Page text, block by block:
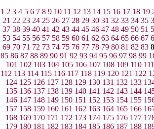
1 2 3 4 5 6 7 8 9 10 11 12 13 14 15 16 17 18 19
21 22 23 24 25 26 27 28 29 30 31 32 33 34 35
37 38 39 40 41 42 43 44 45 46 47 48 49 50 51
53 54 55 56 57 58 59 60 61 62 63 64 65 66 67
69 70 71 72 73 74 75 76 77 78 79 80 81 82 83
85 86 87 88 89 90 91 92 93 94 95 96 97 98 99
101 102 103 104 105 106 107 108 109 110 111
112 113 114 115 116 117 118 119 120 121 122
124 125 126 127 128 129 130 131 132 133
135 136 137 138 139 140 141 142 143 144
146 147 148 149 150 151 152 153 154 155
157 158 159 160 161 162 163 164 165 166
168 169 170 171 172 173 174 175 176 177
179 180 181 182 183 184 185 186 187 188